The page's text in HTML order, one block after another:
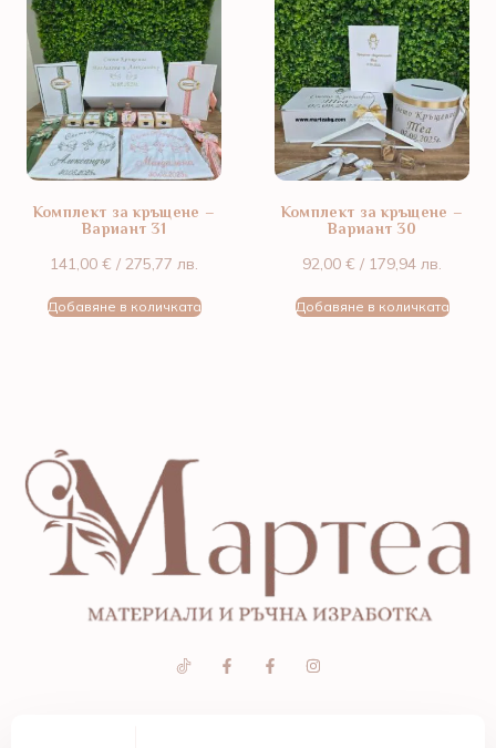
Комплект за кръщене –
Вариант 31
141,00 € / 275,77 лв.
Добавяне в количката
Комплект за кръщене –
Вариант 30
92,00 € / 179,94 лв.
Добавяне в количката